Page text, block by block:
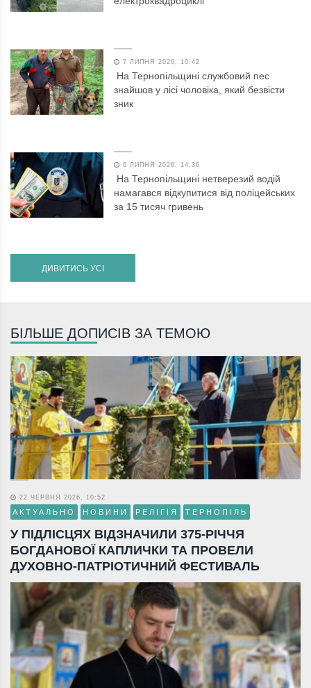
7 ЛИПНЯ 2026, 10:42
На Тернопільщині службовий пес
знайшов у лісі чоловіка, який безвісти
зник
6 ЛИПНЯ 2026, 14:36
На Тернопільщині нетверезий водій
намагався відкупитися від поліцейських
за 15 тисяч гривень
ДИВИТИСЬ УСІ
БІЛЬШЕ ДОПИСІВ ЗА ТЕМОЮ
22 ЧЕРВНЯ 2026, 10:52
АКТУАЛЬНО НОВИНИ РЕЛІГІЯ ТЕРНОПІЛЬ
У ПІДЛІСЦЯХ ВІДЗНАЧИЛИ 375-РІЧЧЯ
БОГДАНОВОЇ КАПЛИЧКИ ТА ПРОВЕЛИ
ДУХОВНО-ПАТРІОТИЧНИЙ ФЕСТИВАЛЬ